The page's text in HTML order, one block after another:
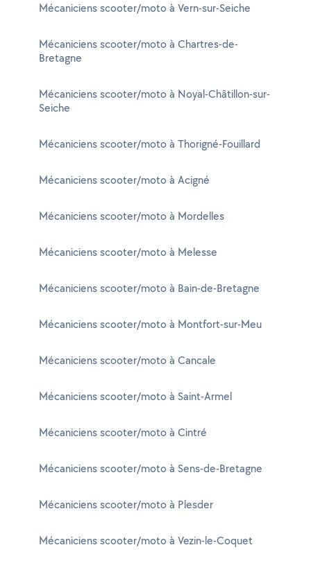
Mécaniciens scooter/moto à Vern-sur-Seiche
Mécaniciens scooter/moto à Chartres-de-
Bretagne
Mécaniciens scooter/moto à Noyal-Châtillon-sur-
Seiche
Mécaniciens scooter/moto à Thorigné-Fouillard
Mécaniciens scooter/moto à Acigné
Mécaniciens scooter/moto à Mordelles
Mécaniciens scooter/moto à Melesse
Mécaniciens scooter/moto à Bain-de-Bretagne
Mécaniciens scooter/moto à Montfort-sur-Meu
Mécaniciens scooter/moto à Cancale
Mécaniciens scooter/moto à Saint-Armel
Mécaniciens scooter/moto à Cintré
Mécaniciens scooter/moto à Sens-de-Bretagne
Mécaniciens scooter/moto à Plesder
Mécaniciens scooter/moto à Vezin-le-Coquet